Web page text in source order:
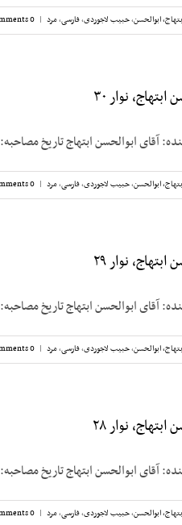
ابوالحسن,حبیب لاجوردی,فارسی,مرد |
0 Comments
نوار ۳۰
ابتهاج تاریخ مصاحبه: ۱۴ اگوست ۱۹۸۲ محل‌مصاحبه: شهر کان، فرانسه [...]
ابوالحسن,حبیب لاجوردی,فارسی,مرد |
0 Comments
نوار ۲۹
ابتهاج تاریخ مصاحبه: ۱۳ اگوست ۱۹۸۲ محل‌مصاحبه: شهر کان، فرانسه [...]
ابوالحسن,حبیب لاجوردی,فارسی,مرد |
0 Comments
نوار ۲۸
ابتهاج تاریخ مصاحبه: ۱۳ اگوست ۱۹۸۲ محل‌مصاحبه: شهر کان، فرانسه [...]
ابوالحسن,حبیب لاجوردی,فارسی,مرد |
0 Comments